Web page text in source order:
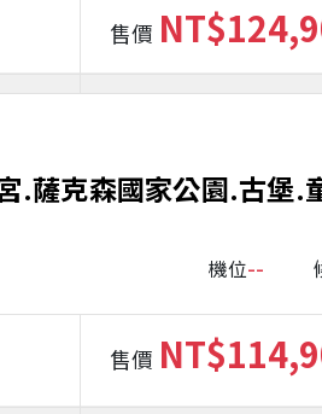
售價
.薩克森國家公園.古堡.
機位--
售價